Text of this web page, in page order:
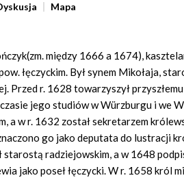
Mapa
między 1666 a 1674),
łęczyckim. Był synem Mikołaja,
Przed r. 1628 towarzyszył
jego studiów w Würzburgu i we
a w r. 1632 został sekretarzem
go jako deputata do lustracji
radziejowskim, a w 1648
jako poseł łęczycki. W r. 1658 król